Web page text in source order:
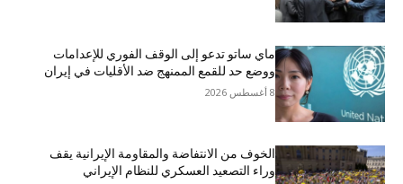
ماي ساتو تدعو إلى الوقف الفوري للإعدامات
ووضع حد للقمع الممنهج ضد الأقليات في إيران
8 أغسطس 2026
الخوف من الانتفاضة والمقاومة الإيرانية يقف
وراء التصعيد العسكري للنظام الإيراني